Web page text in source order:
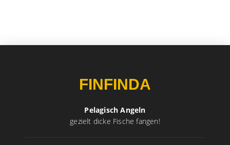
FINFINDA
Pelagisch Angeln
gezielt dicke Fische fangen!